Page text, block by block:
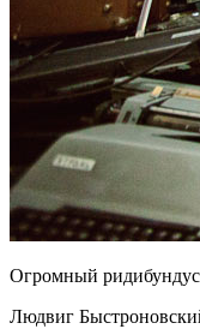
Огромный ридибундус
Людвиг